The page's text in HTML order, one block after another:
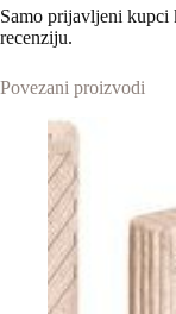
Samo prijavljeni
recenziju.
Povezani proizvodi